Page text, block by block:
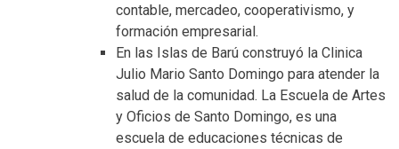
contable, mercadeo, cooperativismo, y
formación empresarial.
En las Islas de Barú construyó la Clinica
Julio Mario Santo Domingo para atender la
salud de la comunidad. La Escuela de Artes
y Oficios de Santo Domingo, es una
escuela de educaciones técnicas de